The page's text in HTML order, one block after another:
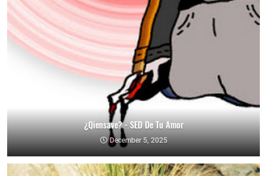
¿Qiensave? - SED De Tu Amor
December 5, 2025